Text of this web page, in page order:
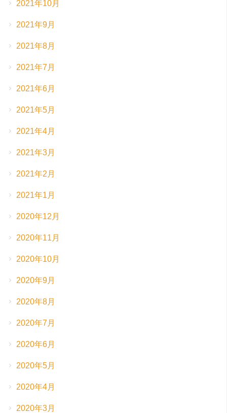
2021年10月
2021年9月
2021年8月
2021年7月
2021年6月
2021年5月
2021年4月
2021年3月
2021年2月
2021年1月
2020年12月
2020年11月
2020年10月
2020年9月
2020年8月
2020年7月
2020年6月
2020年5月
2020年4月
2020年3月